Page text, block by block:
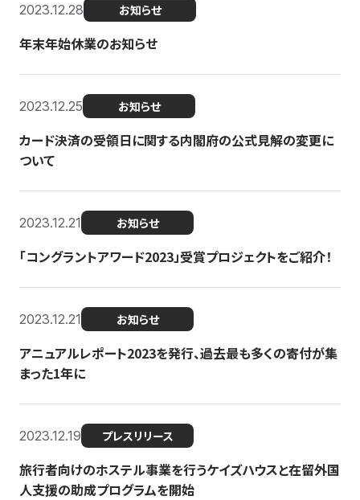
2023.12.28 お知らせ
年末年始休業のお知らせ
2023.12.25 お知らせ
カード決済の受領日に関する内閣府の公式見解の変更に
ついて
2023.12.21 お知らせ
「コングラントアワード2023」受賞プロジェクトをご紹介！
2023.12.21 お知らせ
アニュアルレポート2023を発行、過去最も多くの寄付が集
まった1年に
2023.12.19 プレスリリース
旅行者向けのホステル事業を行うケイズハウスと在留外国
人支援の助成プログラムを開始